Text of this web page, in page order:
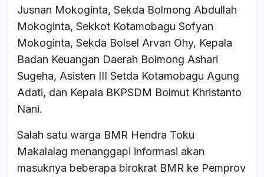
Jusnan Mokoginta, Sekda Bolmong Abdullah
Mokoginta, Sekkot Kotamobagu Sofyan
Mokoginta, Sekda Bolsel Arvan Ohy, Kepala
Badan Keuangan Daerah Bolmong Ashari
Sugeha, Asisten III Setda Kotamobagu Agung
Adati, dan Kepala BKPSDM Bolmut Khristanto
Nani.
Salah satu warga BMR Hendra Toku
Makalalag menanggapi informasi akan
masuknya beberapa birokrat BMR ke Pemprov